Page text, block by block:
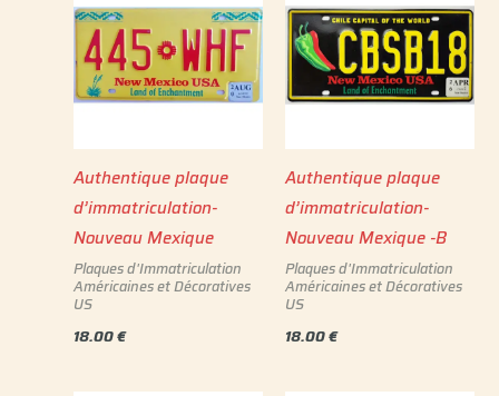
Authentique plaque
d’immatriculation-
Nouveau Mexique
Plaques d'Immatriculation
Américaines et Décoratives
US
18.00€
Authentique plaque
d’immatriculation-
Nouveau Mexique -B
Plaques d'Immatriculation
Américaines et Décoratives
US
18.00€